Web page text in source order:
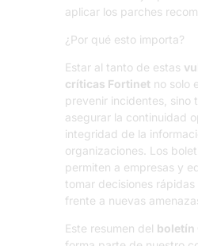
aplicar los parches
¿Por qué esto importa?
Estar al tanto de estas
críticas Fortinet no solo
prevenir incidentes, sino
asegurar la continuidad
integridad de la
organizaciones. Los
permiten a empresas y
tomar decisiones
frente a nuevas
Este resumen del boletín